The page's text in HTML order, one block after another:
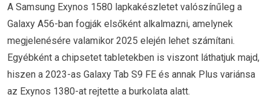
A Samsung Exynos 1580 lapkakészletet valószínűleg a
Galaxy A56-ban fogják elsőként alkalmazni, amelynek
megjelenésére valamikor 2025 elején lehet számítani.
Egyébként a chipsetet tabletekben is viszont láthatjuk majd,
hiszen a 2023-as Galaxy Tab S9 FE és annak Plus variánsa
az Exynos 1380-at rejtette a burkolata alatt.